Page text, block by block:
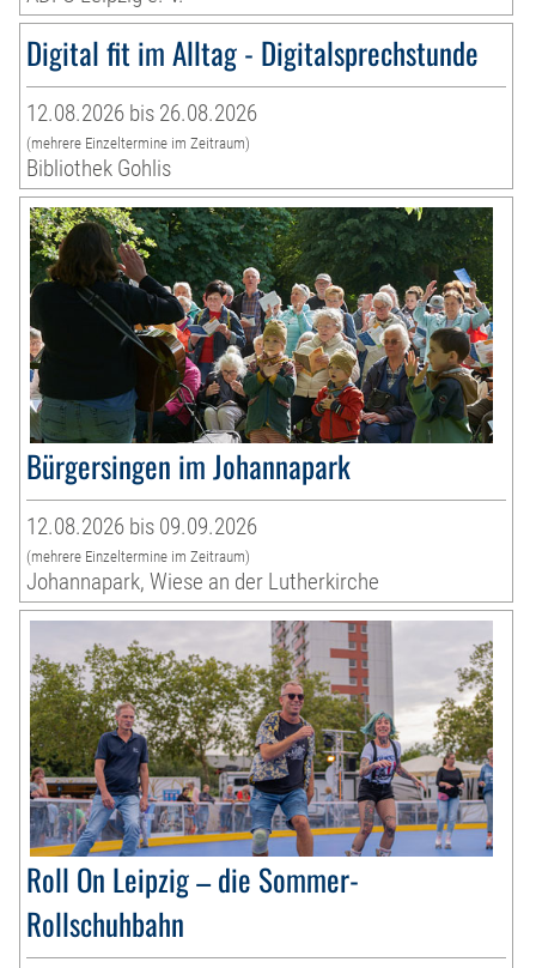
Digital fit im Alltag - Digitalsprechstunde
12.08.2026 bis 26.08.2026
(mehrere Einzeltermine im Zeitraum)
Bibliothek Gohlis
Bürgersingen im Johannapark
12.08.2026 bis 09.09.2026
(mehrere Einzeltermine im Zeitraum)
Johannapark, Wiese an der Lutherkirche
Roll On Leipzig – die Sommer-
Rollschuhbahn